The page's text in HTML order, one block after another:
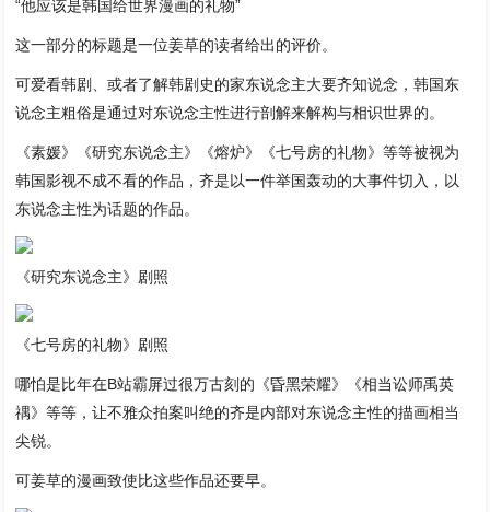
“他应该是韩国给世界漫画的礼物”
这一部分的标题是一位姜草的读者给出的评价。
可爱看韩剧、或者了解韩剧史的家东说念主大要齐知说念，韩国东
说念主粗俗是通过对东说念主性进行剖解来解构与相识世界的。
《素媛》《研究东说念主》《熔炉》《七号房的礼物》等等被视为
韩国影视不成不看的作品，齐是以一件举国轰动的大事件切入，以
东说念主性为话题的作品。
《研究东说念主》剧照
《七号房的礼物》剧照
哪怕是比年在B站霸屏过很万古刻的《昏黑荣耀》《相当讼师禹英
禑》等等，让不雅众拍案叫绝的齐是内部对东说念主性的描画相当
尖锐。
可姜草的漫画致使比这些作品还要早。